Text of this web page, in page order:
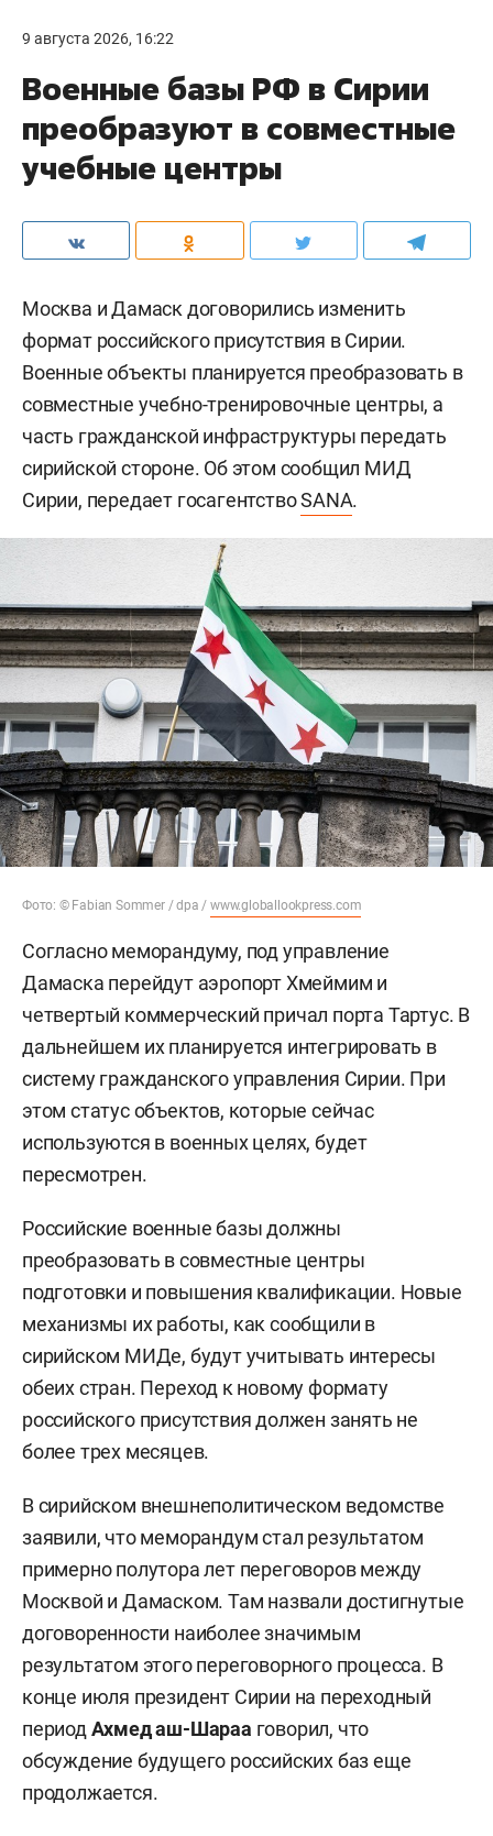
9 августа 2026, 16:22
Военные базы РФ в Сирии
преобразуют в совместные
учебные центры
Москва и Дамаск договорились изменить
формат российского присутствия в Сирии.
Военные объекты планируется преобразовать в
совместные учебно-тренировочные центры, а
часть гражданской инфраструктуры передать
сирийской стороне. Об этом сообщил МИД
Сирии, передает госагентствоSANA.
Фото: © Fabian Sommer / dpa /www.globallookpress.com
Согласно меморандуму, под управление
Дамаска перейдут аэропорт Хмеймим и
четвертый коммерческий причал порта Тартус. В
дальнейшем их планируется интегрировать в
систему гражданского управления Сирии. При
этом статус объектов, которые сейчас
используются в военных целях, будет
пересмотрен.
Российские военные базы должны
преобразовать в совместные центры
подготовки и повышения квалификации. Новые
механизмы их работы, как сообщили в
сирийском МИДе, будут учитывать интересы
обеих стран. Переход к новому формату
российского присутствия должен занять не
более трех месяцев.
В сирийском внешнеполитическом ведомстве
заявили, что меморандум стал результатом
примерно полутора лет переговоров между
Москвой и Дамаском. Там назвали достигнутые
договоренности наиболее значимым
результатом этого переговорного процесса. В
конце июля президент Сирии на переходный
период Ахмед аш-Шараа говорил, что
обсуждение будущего российских баз еще
продолжается.